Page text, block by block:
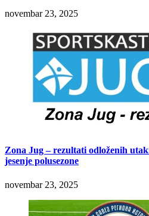
novembar 23, 2025
Zona Jug – rezultati odloženih
jesenje polusezone
novembar 23, 2025